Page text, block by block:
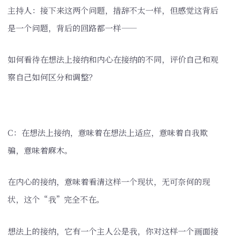
主持人：接下来这两个问题，措辞不太一样，但感觉这背后
是一个问题，背后的回路都一样——
如何看待在想法上接纳和内心在接纳的不同，评价自己和观
察自己如何区分和调整？
C：在想法上接纳，意味着在想法上适应，意味着自我欺
骗，意味着麻木。
在内心的接纳，意味着看清这样一个现状，无可奈何的现
状，这个“我”完全不在。
想法上的接纳，它有一个主人公是我，你对这样一个画面接